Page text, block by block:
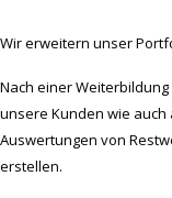
Wir erweitern unser
Nach einer
unsere Kunden wie
Auswertungen von
erstellen.